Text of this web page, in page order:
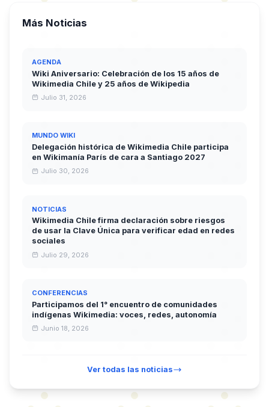
Más Noticias
AGENDA
Wiki Aniversario: Celebración de los 15 años de
Wikimedia Chile y 25 años de Wikipedia
Julio 31, 2026
MUNDO WIKI
Delegación histórica de Wikimedia Chile participa
en Wikimanía París de cara a Santiago 2027
Julio 30, 2026
NOTICIAS
Wikimedia Chile firma declaración sobre riesgos
de usar la Clave Única para verificar edad en redes
sociales
Julio 29, 2026
CONFERENCIAS
Participamos del 1° encuentro de comunidades
indígenas Wikimedia: voces, redes, autonomía
Junio 18, 2026
Ver todas las noticias